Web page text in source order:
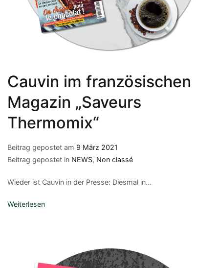
Cauvin im französischen
Magazin „Saveurs
Thermomix“
Beitrag gepostet am 9 März 2021
Beitrag gepostet in NEWS, Non classé
Wieder ist Cauvin in der Presse: Diesmal in...
Weiterlesen